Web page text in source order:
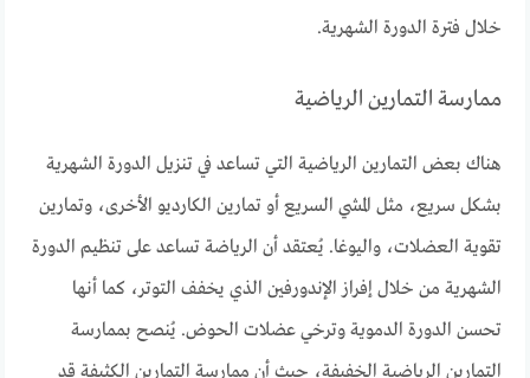
خلال فترة الدورة الشهرية.
ممارسة التمارين الرياضية
هناك بعض التمارين الرياضية التي تساعد في تنزيل الدورة الشهرية
بشكل سريع، مثل المشي السريع أو تمارين الكارديو الأخرى، وتمارين
تقوية العضلات، واليوغا. يُعتقد أن الرياضة تساعد على تنظيم الدورة
الشهرية من خلال إفراز الإندورفين الذي يخفف التوتر، كما أنها
تحسن الدورة الدموية وترخي عضلات الحوض. يُنصح بممارسة
التمارين الرياضية الخفيفة، حيث أن ممارسة التمارين الكثيفة قد